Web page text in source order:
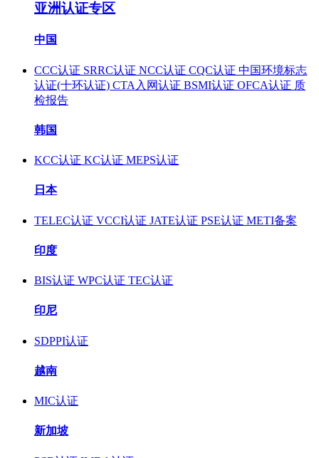
亚洲认证专区
中国
CCC认证 SRRC认证 NCC认证 CQC认证 中国环境标志
认证(十环认证) CTA入网认证 BSMI认证 OFCA认证 质
检报告
韩国
KCC认证 KC认证 MEPS认证
日本
TELEC认证 VCCI认证 JATE认证 PSE认证 METI备案
印度
BIS认证 WPC认证 TEC认证
印尼
SDPPI认证
越南
MIC认证
新加坡